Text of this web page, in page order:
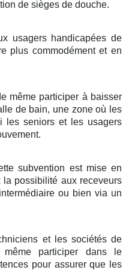
de sièges de douche.
usagers handicapées de
plus commodément et en
même participer à baisser
de bain, une zone où les
les seniors et les usagers
subvention est mise en
possibilité aux receveurs
ou bien via un
et les sociétés de
même participer dans le
pour assurer que les